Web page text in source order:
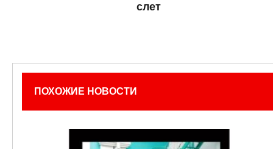
слет
ПОХОЖИЕ НОВОСТИ